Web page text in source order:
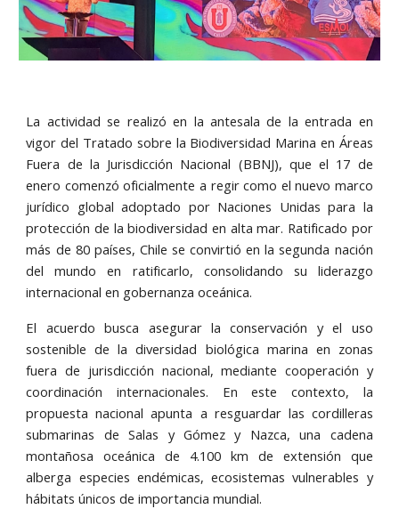
La actividad se realizó en la antesala de la entrada en
vigor del Tratado sobre la Biodiversidad Marina en Áreas
Fuera de la Jurisdicción Nacional (BBNJ), que el 17 de
enero comenzó oficialmente a regir como el nuevo marco
jurídico global adoptado por Naciones Unidas para la
protección de la biodiversidad en alta mar. Ratificado por
más de 80 países, Chile se convirtió en la segunda nación
del mundo en ratificarlo, consolidando su liderazgo
internacional en gobernanza oceánica.
El acuerdo busca asegurar la conservación y el uso
sostenible de la diversidad biológica marina en zonas
fuera de jurisdicción nacional, mediante cooperación y
coordinación internacionales. En este contexto, la
propuesta nacional apunta a resguardar las cordilleras
submarinas de Salas y Gómez y Nazca, una cadena
montañosa oceánica de 4.100 km de extensión que
alberga especies endémicas, ecosistemas vulnerables y
hábitats únicos de importancia mundial.